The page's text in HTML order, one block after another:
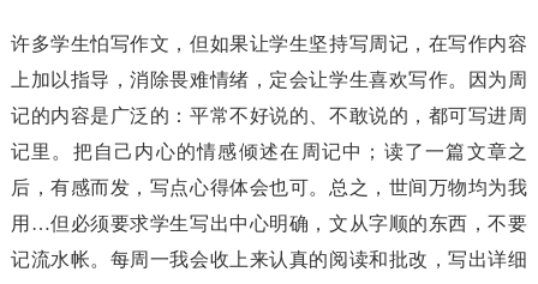
许多学生怕写作文，但如果让学生坚持写周记，在写作内容
上加以指导，消除畏难情绪，定会让学生喜欢写作。因为周
记的内容是广泛的：平常不好说的、不敢说的，都可写进周
记里。把自己内心的情感倾述在周记中；读了一篇文章之
后，有感而发，写点心得体会也可。总之，世间万物均为我
用…但必须要求学生写出中心明确，文从字顺的东西，不要
记流水帐。每周一我会收上来认真的阅读和批改，写出详细